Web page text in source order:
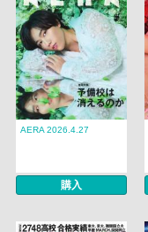
AERA 2026.4.27
購入